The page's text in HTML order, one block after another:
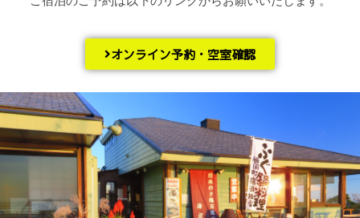
オンライン予約・空室確認